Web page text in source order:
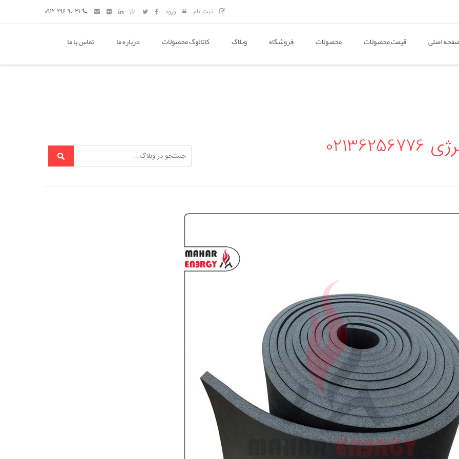
ثبت نام ورود
اصلی قیمت محصولات محصولات فروشگاه وبلاگ کاتالوگ محصولات درباره ما تماس با ما